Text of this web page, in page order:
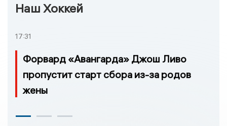
Наш Хоккей
17:31
Форвард «Авангарда» Джош Ливо
пропустит старт сбора из-за родов
жены